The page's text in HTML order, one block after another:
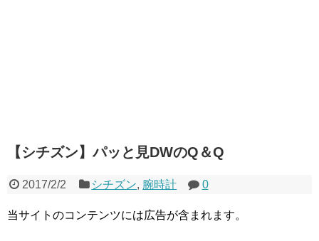
【シチズン】パッと見DWのQ＆Q
2017/2/2 シチズン, 腕時計 0
当サイトのコンテンツには広告が含まれます。